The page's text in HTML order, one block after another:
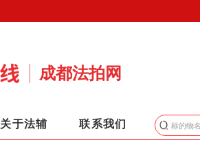
成都法拍网
关于法辅 联系我们